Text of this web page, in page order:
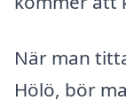
När man
Hölö, bör